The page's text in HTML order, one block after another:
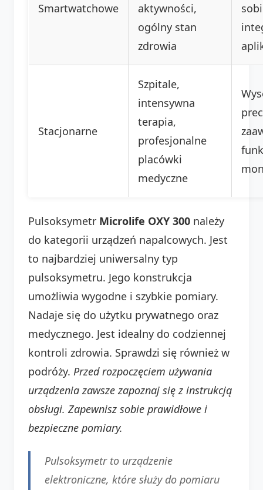
Smartwatchowe
aktywności,
ogólny stan
zdrowia
Stacjonarne
Szpitale,
intensywna
terapia,
profesjonalne
placówki
medyczne
Pulsoksymetr Microlife OXY 300 należy
do kategorii urządzeń napalcowych. Jest
to najbardziej uniwersalny typ
pulsoksymetru. Jego konstrukcja
umożliwia wygodne i szybkie pomiary.
Nadaje się do użytku prywatnego oraz
medycznego. Jest idealny do codziennej
kontroli zdrowia. Sprawdzi się również w
podróży. Przed rozpoczęciem używania
urządzenia zawsze zapoznaj się z instrukcją
obsługi. Zapewnisz sobie prawidłowe i
bezpieczne pomiary.
Pulsoksymetr to urządzenie
elektroniczne, które służy do pomiaru